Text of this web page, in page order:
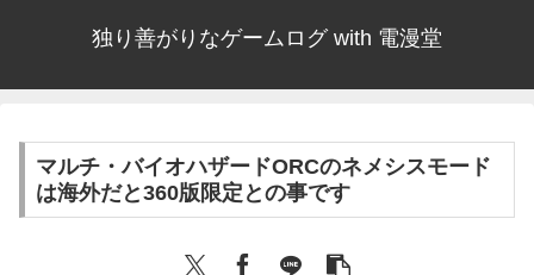
独り善がりなゲームログ with 電漫堂
マルチ・バイオハザードORCのネメシスモード
は海外だと360版限定との事です